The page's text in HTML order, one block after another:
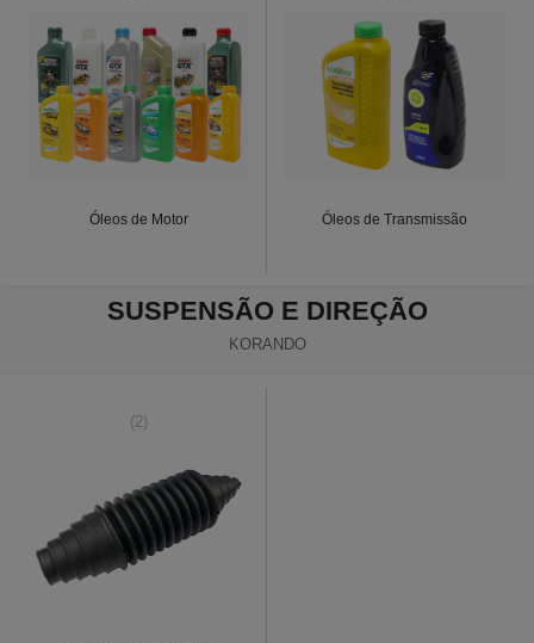
Óleos de Motor Óleos de Transmissão
SUSPENSÃO E DIREÇÃO
KORANDO
(2)